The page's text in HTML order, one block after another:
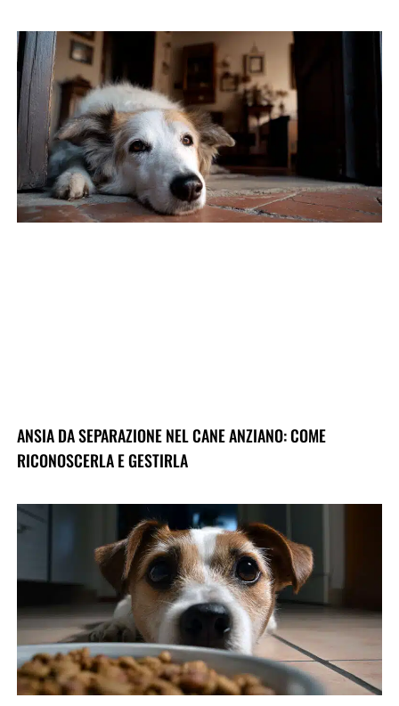
ANSIA DA SEPARAZIONE NEL CANE ANZIANO: COME
RICONOSCERLA E GESTIRLA